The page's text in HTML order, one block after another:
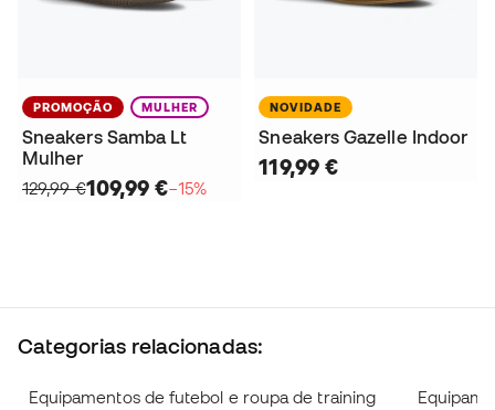
PROMOÇÃO MULHER
Sneakers Samba Lt
Mulher
129,99 €109,99 €−15%
NOVIDADE
Sneakers Gazelle Indoor
119,99 €
Categorias relacionadas:
Equipamentos de futebol e roupa de training